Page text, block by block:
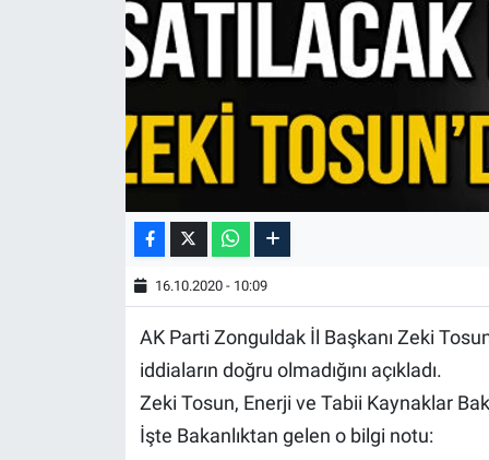
16.10.2020 - 10:09
AK Parti Zonguldak İl Başkanı Zeki
iddiaların doğru olmadığını açıkladı.
Zeki Tosun, Enerji ve Tabii Kaynaklar
İşte Bakanlıktan gelen o bilgi notu: